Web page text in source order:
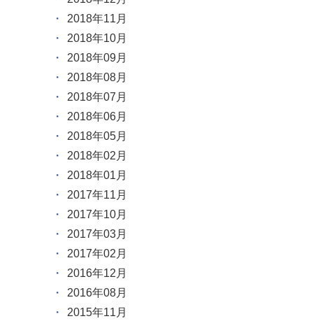
2018年11月
2018年10月
2018年09月
2018年08月
2018年07月
2018年06月
2018年05月
2018年02月
2018年01月
2017年11月
2017年10月
2017年03月
2017年02月
2016年12月
2016年08月
2015年11月